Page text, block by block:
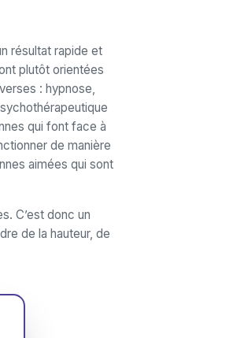
résultat rapide et
plutôt orientées
: hypnose,
qui font face à
de manière
aimées qui sont
C’est donc un
de la hauteur, de